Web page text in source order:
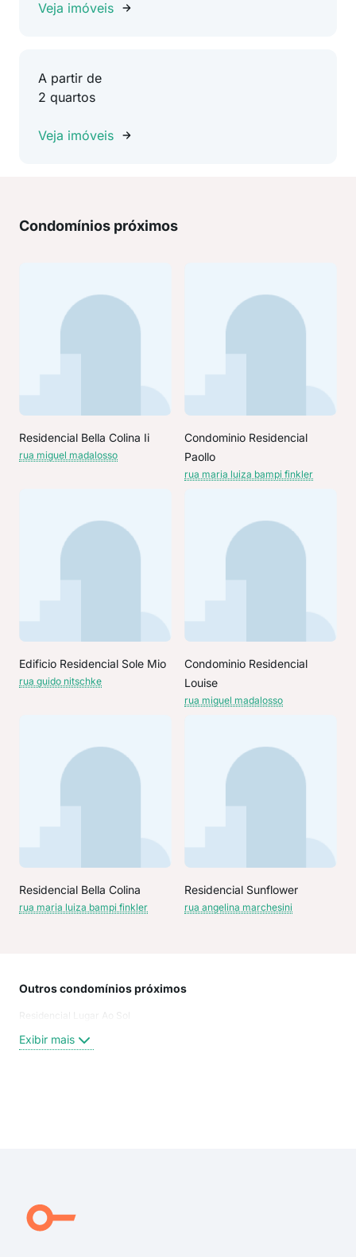
Veja imóveis
A partir de
2 quartos
Veja imóveis
Condomínios próximos
Residencial Bella Colina Ii
rua miguel madalosso
Condominio Residencial
Paollo
rua maria luiza bampi finkler
Edificio Residencial Sole Mio
rua guido nitschke
Condominio Residencial
Louise
rua miguel madalosso
Residencial Bella Colina
rua maria luiza bampi finkler
Residencial Sunflower
rua angelina marchesini
Outros condomínios próximos
Residencial Lugar Ao Sol
Exibir mais